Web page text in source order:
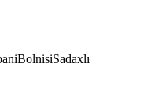
BolnisiSadaxlı